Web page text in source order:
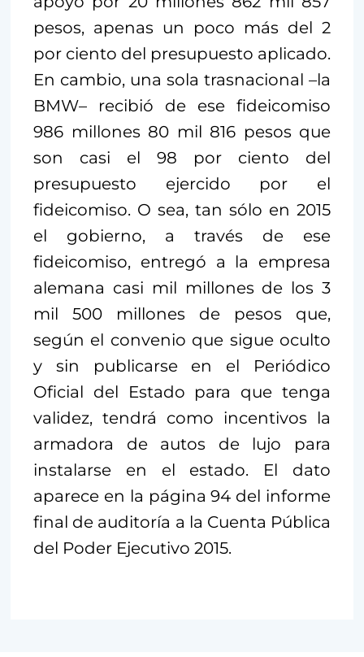
pesos, apenas un poco más del 2
por ciento del presupuesto aplicado.
En cambio, una sola trasnacional –la
BMW– recibió de ese fideicomiso
986 millones 80 mil 816 pesos que
son casi el 98 por ciento del
presupuesto ejercido por el
fideicomiso. O sea, tan sólo en 2015
el gobierno, a través de ese
fideicomiso, entregó a la empresa
alemana casi mil millones de los 3
mil 500 millones de pesos que,
según el convenio que sigue oculto
y sin publicarse en el Periódico
Oficial del Estado para que tenga
validez, tendrá como incentivos la
armadora de autos de lujo para
instalarse en el estado. El dato
aparece en la página 94 del informe
final de auditoría a la Cuenta Pública
del Poder Ejecutivo 2015.